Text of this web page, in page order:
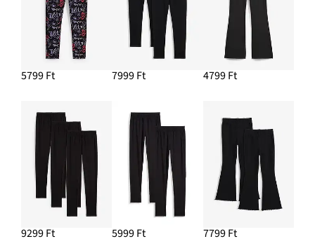
HOZZÁADÁS A KOSÁRHOZ
Szabadidőfelső tiszta bio-pamutból (2 db-os csomag)
3699 Ft
HOZZÁADÁS A KOSÁRHOZ
5799 Ft 7999 Ft 4799 Ft
9299 Ft 5999 Ft 7799 Ft